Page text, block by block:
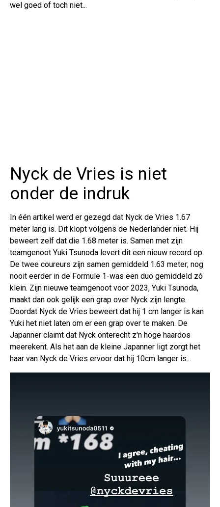
wel goed of toch niet...
Nyck de Vries is niet
onder de indruk
In één artikel werd er gezegd dat Nyck de Vries 1.67
meter lang is. Dit klopt volgens de Nederlander niet. Hij
beweert zelf dat die 1.68 meter is. Samen met zijn
teamgenoot Yuki Tsunoda levert dit een nieuw record op.
De twee coureurs zijn samen gemiddeld 1.63 meter; nog
nooit eerder in de Formule 1-was een duo gemiddeld zó
klein. Zijn nieuwe teamgenoot voor 2023, Yuki Tsunoda,
maakt dan ook gelijk een grap over Nyck zijn lengte.
Doordat Nyck de Vries beweert dat hij 1 cm langer is kan
Yuki het niet laten om er een grap over te maken. De
Japanner claimt dat Nyck onterecht z'n hoge haardos
meerekent. Als het aan de kleine Japanner ligt zorgt het
haar van Nyck de Vries ervoor dat hij 10cm langer is...